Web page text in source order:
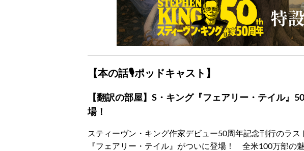
【本の話🎙ポッドキャスト】
【翻訳の部屋】S・キング『フェアリー・テイル』
場！
スティーヴン・キング作家デビュー50周年記念刊行のラ
『フェアリー・テイル』がついに登場！ 全米100万部の